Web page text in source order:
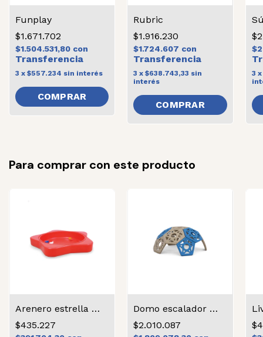
Funplay
$1.671.702
$1.504.531,80 con
3 x $557.234 sin interés
Rubric
$1.916.230
$1.724.607 con
3 x$638.743,33 sin
interés
3 x
Para comprar con este producto
Arenero estrella de mar rojo
$435.227
Domo escalador garden
$2.010.087